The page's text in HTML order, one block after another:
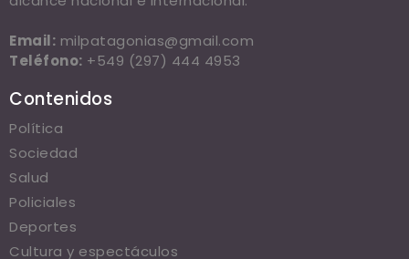
Email: milpatagonias@gmail.com
Teléfono: +549 (297) 444 4953
Contenidos
Política
Sociedad
Salud
Policiales
Deportes
Cultura y espectáculos